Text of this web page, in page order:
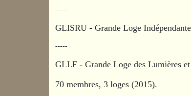
-----
GLISRU - Grande Loge
-----
GLLF - Grande Loge des Lumières
70 membres, 3 loges (2015).